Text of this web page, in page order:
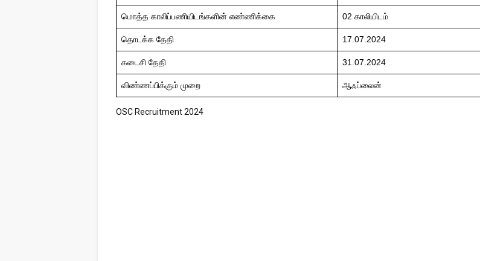
மொத்த காலிப்பணியிடங்களின் எண்ணிக்கை 02 காலியிடம்
தொடக்க தேதி 17.07.2024
கடைசி தேதி 31.07.2024
விண்ணப்பிக்கும் முறை ஆஃப்லைன்
OSC Recruitment 2024